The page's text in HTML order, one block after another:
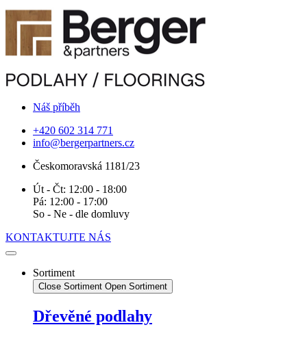
Náš příběh
+420 602 314 771
info@bergerpartners.cz
Českomoravská 1181/23
Út - Čt: 12:00 - 18:00
Pá: 12:00 - 17:00
So - Ne - dle domluvy
KONTAKTUJTE NÁS
Sortiment
Close Sortiment Open Sortiment
Dřevěné podlahy